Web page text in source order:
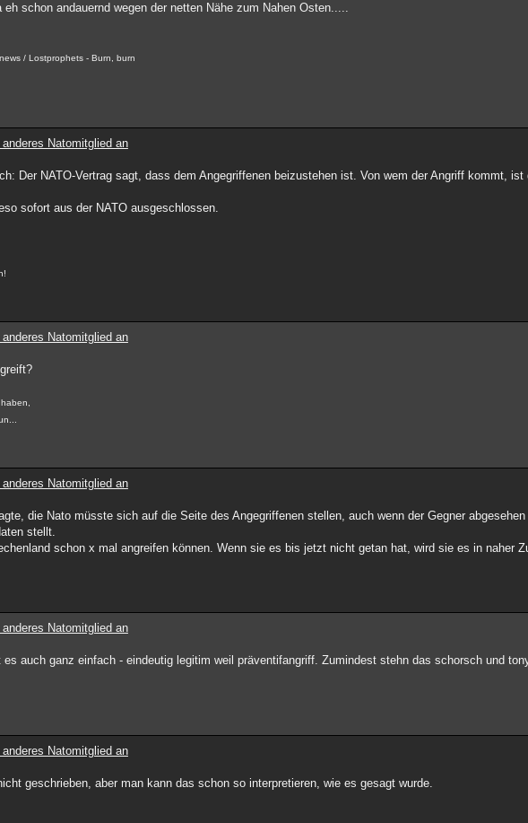
eh schon andauernd wegen der netten Nähe zum Nahen Osten.....
/ Lostprophets - Burn, burn
Natomitglied an
Der NATO-Vertrag sagt, dass dem Angegriffenen beizustehen ist. Von wem der Angriff kommt, ist
sofort aus der NATO ausgeschlossen.
Natomitglied an
Natomitglied an
die Nato müsste sich auf die Seite des Angegriffenen stellen, auch wenn der Gegner
stellt.
schon x mal angreifen können. Wenn sie es bis jetzt nicht getan hat, wird sie es in naher
Natomitglied an
es auch ganz einfach - eindeutig legitim weil präventifangriff. Zumindest stehn das schorsch und
Natomitglied an
geschrieben, aber man kann das schon so interpretieren, wie es gesagt wurde.